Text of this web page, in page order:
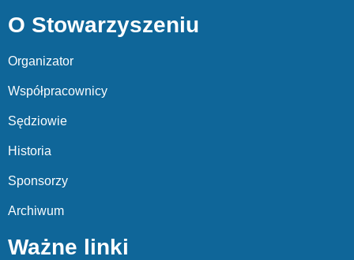
O Stowarzyszeniu
Organizator
Współpracownicy
Sędziowie
Historia
Sponsorzy
Archiwum
Ważne linki